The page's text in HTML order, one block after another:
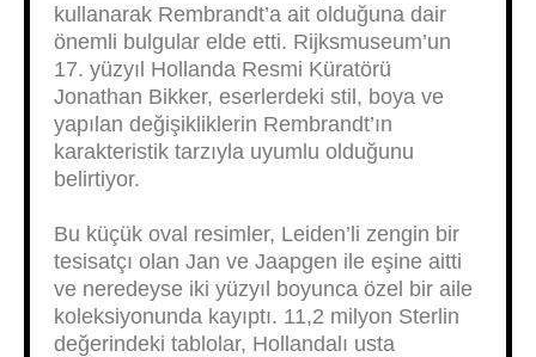
kullanarak Rembrandt’a ait olduğuna dair
önemli bulgular elde etti. Rijksmuseum’un
17. yüzyıl Hollanda Resmi Küratörü
Jonathan Bikker, eserlerdeki stil, boya ve
yapılan değişikliklerin Rembrandt’ın
karakteristik tarzıyla uyumlu olduğunu
belirtiyor.
Bu küçük oval resimler, Leiden’li zengin bir
tesisatçı olan Jan ve Jaapgen ile eşine aitti
ve neredeyse iki yüzyıl boyunca özel bir aile
koleksiyonunda kayıptı. 11,2 milyon Sterlin
değerindeki tablolar, Hollandalı usta